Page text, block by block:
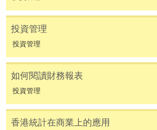
人或報名中心。
選用網上報名服務必須在已接駁互
JavaScript程式瀏覽器的電腦上進行
必須重新開始整個申請程序。
投資管理
投資管理
如何閱讀財務報表
投資管理
香港統計在商業上的應用